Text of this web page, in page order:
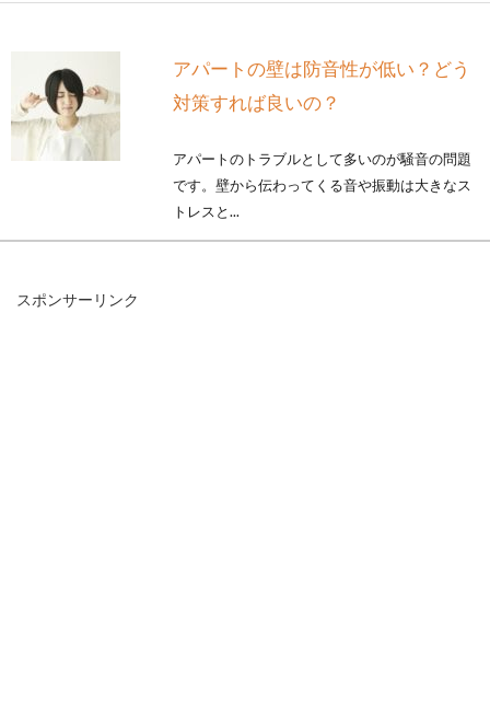
アパートの壁は防音性が低い？どう
対策すれば良いの？
アパートのトラブルとして多いのが騒音の問題
です。壁から伝わってくる音や振動は大きなス
トレスと...
スポンサーリンク